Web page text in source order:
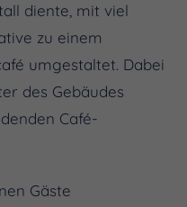
diente, mit viel
zu einem
umgestaltet. Dabei
des Gebäudes
Café-
Gäste